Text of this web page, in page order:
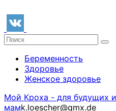
Беременность
Здоровье
Женское здоровье
Мой Кроха - для будущих
мамk.loescher@gmx.de